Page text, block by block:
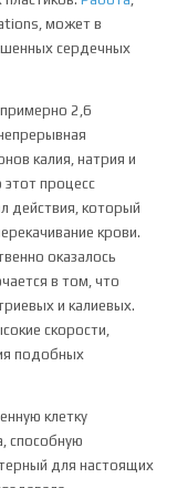
может в
сердечных
2,6
калия, натрия и
процесс
действия, который
крови.
оказалось
в том, что
и калиевых.
скорости,
подобных
клетку
способную
для настоящих